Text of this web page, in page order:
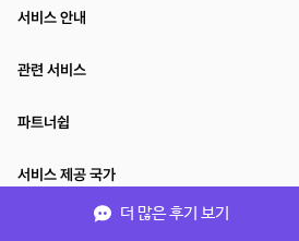
더 많은 후기 보기
서비스 안내
관련 서비스
파트너쉽
서비스 제공 국가